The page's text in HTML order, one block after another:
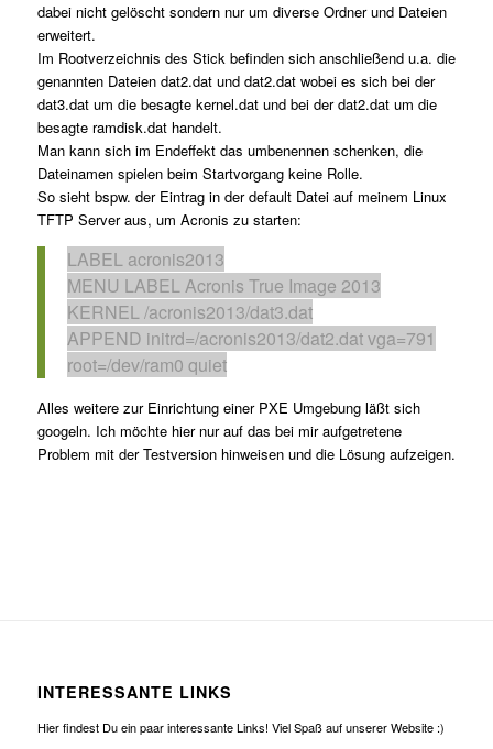
dabei nicht gelöscht sondern nur um diverse Ordner und Dateien
erweitert.
Im Rootverzeichnis des Stick befinden sich anschließend u.a. die
genannten Dateien dat2.dat und dat2.dat wobei es sich bei der
dat3.dat um die besagte kernel.dat und bei der dat2.dat um die
besagte ramdisk.dat handelt.
Man kann sich im Endeffekt das umbenennen schenken, die
Dateinamen spielen beim Startvorgang keine Rolle.
So sieht bspw. der Eintrag in der default Datei auf meinem Linux
TFTP Server aus, um Acronis zu starten:
LABEL acronis2013
MENU LABEL Acronis True Image 2013
KERNEL /acronis2013/dat3.dat
APPEND initrd=/acronis2013/dat2.dat vga=791
root=/dev/ram0 quiet
Alles weitere zur Einrichtung einer PXE Umgebung läßt sich
googeln. Ich möchte hier nur auf das bei mir aufgetretene
Problem mit der Testversion hinweisen und die Lösung aufzeigen.
INTERESSANTE LINKS
Hier findest Du ein paar interessante Links! Viel Spaß auf unserer Website :)